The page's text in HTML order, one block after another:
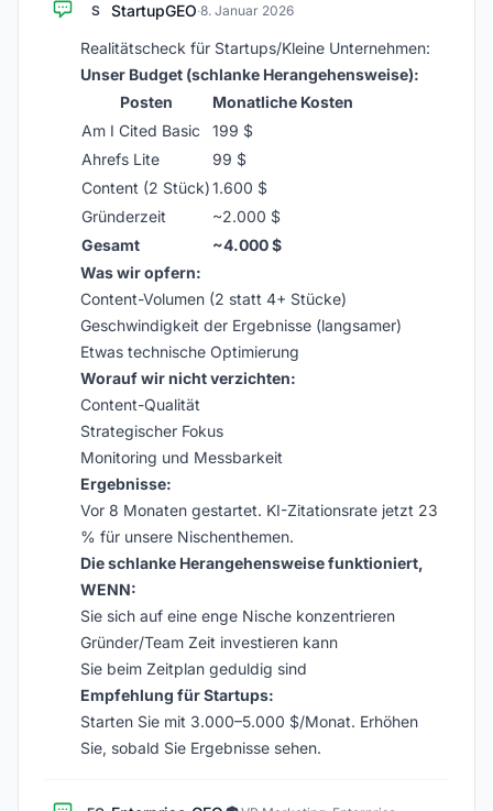
S StartupGEO·8. Januar 2026
Realitätscheck für Startups/Kleine Unternehmen:
Unser Budget (schlanke Herangehensweise):
Posten
Monatliche Kosten
Am I Cited Basic
199 $
Ahrefs Lite
99 $
Content (2 Stück)1.600 $
Gründerzeit
~2.000 $
Gesamt
~4.000 $
Was wir opfern:
Content-Volumen (2 statt 4+ Stücke)
Geschwindigkeit der Ergebnisse (langsamer)
Etwas technische Optimierung
Worauf wir nicht verzichten:
Content-Qualität
Strategischer Fokus
Monitoring und Messbarkeit
Ergebnisse:
Vor 8 Monaten gestartet. KI-Zitationsrate jetzt 23
% für unsere Nischenthemen.
Die schlanke Herangehensweise funktioniert,
WENN:
Sie sich auf eine enge Nische konzentrieren
Gründer/Team Zeit investieren kann
Sie beim Zeitplan geduldig sind
Empfehlung für Startups:
Starten Sie mit 3.000–5.000 $/Monat. Erhöhen
Sie, sobald Sie Ergebnisse sehen.